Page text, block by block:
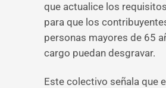
que actualice los
para que los
personas mayores de 65
cargo puedan desgravar.
Este colectivo señala que